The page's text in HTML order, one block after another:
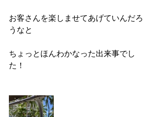
お客さんを楽しませてあげていんだろ
うなと
ちょっとほんわかなった出来事でし
た！